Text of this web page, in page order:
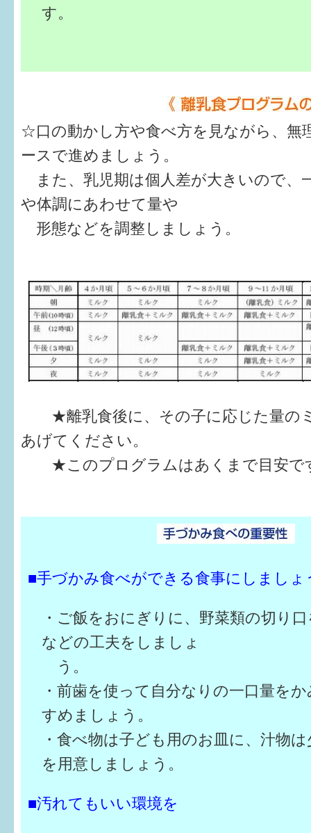
す。
☆口の動かし方や食べ方を見ながら、無
ースで進めましょう。
また、乳児期は個人差が大きいので、
や体調にあわせて量や
形態などを調整しましょう。
★離乳食後に、その子に応じた量の
あげてください。
★このプログラムはあくまで目安で
■手づかみ食べができる食事にしましょ
・ご飯をおにぎりに、野菜類の切り
などの工夫をしましょ
う。
・前歯を使って自分なりの一口量を
すめましょう。
・食べ物は子ども用のお皿に、汁物
を用意しましょう。
■汚れてもいい環境を